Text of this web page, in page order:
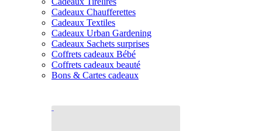
Cadeaux Chaufferettes
Cadeaux Textiles
Cadeaux Urban Gardening
Cadeaux Sachets surprises
Coffrets cadeaux Bébé
Coffrets cadeaux beauté
Bons & Cartes cadeaux